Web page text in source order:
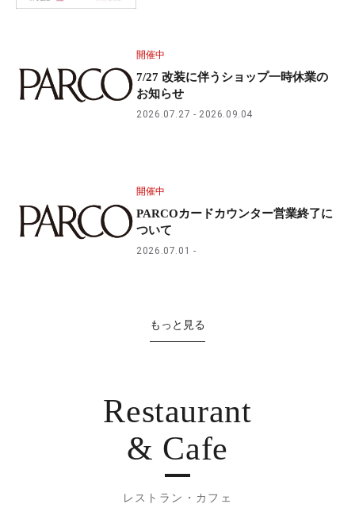
開催中
7/27 改装に伴うショップ一時休業の
お知らせ
2026.07.27 2026.09.04
開催中
PARCOカードカウンター営業終了に
ついて
2026.07.01
もっと見る
Restaurant
& Cafe
レストラン・カフェ